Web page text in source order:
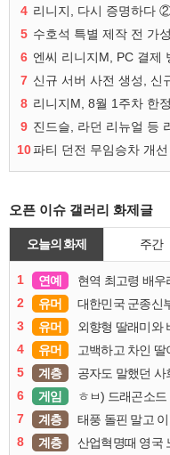
4 리니지, 다시 증명하다
5
6 엔씨 리니지M, PC 결제
7
8 리니지M, 8월 1주차 한
9 진드슬, 라던 리뉴얼 등
10파티 던전 무임승차 개
오픈 이슈 갤러리 화제글
오늘의 화제 주간
1 연예 현역 최고령 배
2
유머 대한민국 군종신
3
유머 외향형 딸래미와
4
유머 고백하고 차인
5
계층 공자도 말했던
6
게임 ㅎㅂ) 드래곤소드
7
계층 태풍 돌핀 말고
8
계층 산업혁명때 영국